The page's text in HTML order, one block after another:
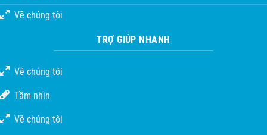
Về chúng tôi
TRỢ GIÚP NHANH
Về chúng tôi
Tầm nhìn
Về chúng tôi